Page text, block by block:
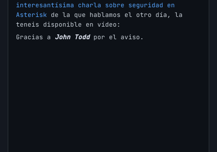
interesantísima charla sobre seguridad en
Asterisk de la que hablamos el otro día, la
teneis disponible en vídeo:
Gracias a John Toddpor el aviso.